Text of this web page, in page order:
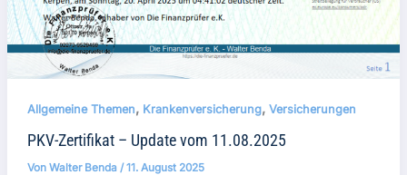
Allgemeine Themen, Krankenversicherung, Versicherungen
PKV-Zertifikat – Update vom 11.08.2025
Von Walter Benda /11. August 2025